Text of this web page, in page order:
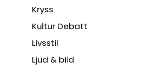
Kryss
Kultur Debatt
Livsstil
Ljud & bild